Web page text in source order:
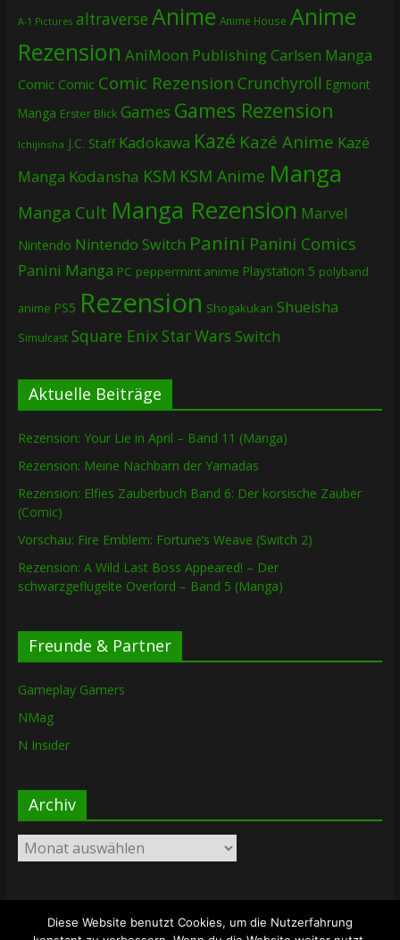
A-1 Pictures altraverse Anime Anime House Anime
Rezension AniMoon PublishingCarlsen Manga
Comic Comic Comic Rezension Crunchyroll Egmont
Manga Erster Blick Games Games Rezension
Ichijinsha J.C. Staff Kadokawa Kazé Kazé Anime Kazé
Manga Kodansha KSM KSM Anime Manga
Manga Cult Manga Rezension Marvel
Nintendo Nintendo Switch Panini Panini Comics
Panini Manga PC peppermint anime Playstation 5 polyband
anime PS5 Rezension Shogakukan Shueisha
Simulcast Square EnixStar Wars Switch
Aktuelle Beiträge
Rezension: Your Lie in April – Band 11 (Manga)
Rezension: Meine Nachbarn der Yamadas
Rezension: Elfies Zauberbuch Band 6: Der korsische Zauber
(Comic)
Vorschau: Fire Emblem: Fortune’s Weave (Switch 2)
Rezension: A Wild Last Boss Appeared! – Der
schwarzgeflügelte Overlord – Band 5 (Manga)
Freunde & Partner
Gameplay Gamers
NMag
N Insider
Archiv
Archiv
Diese Website benutzt Cookies, um die Nutzerfahrung